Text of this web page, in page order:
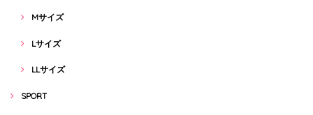
Mサイズ
Lサイズ
LLサイズ
SPORT